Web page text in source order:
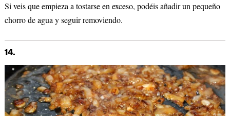
Si veis que empieza a tostarse en exceso, podéis añadir un pequeño
chorro de agua y seguir removiendo.
14.